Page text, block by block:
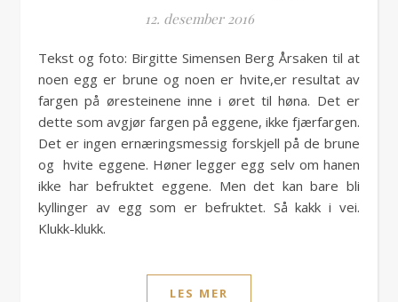
12. desember 2016
Tekst og foto: Birgitte Simensen Berg Årsaken til at
noen egg er brune og noen er hvite,er resultat av
fargen på øresteinene inne i øret til høna. Det er
dette som avgjør fargen på eggene, ikke fjærfargen.
Det er ingen ernæringsmessig forskjell på de brune
og hvite eggene. Høner legger egg selv om hanen
ikke har befruktet eggene. Men det kan bare bli
kyllinger av egg som er befruktet. Så kakk i vei.
Klukk-klukk.
LES MER